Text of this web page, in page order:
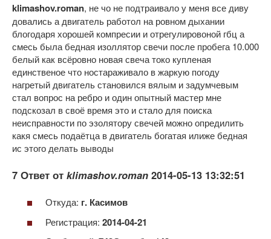
klimashov.roman, не чо не подтраивало у меня все диву
довались а двигатель работол на ровном дыхании
блогодаря хорошей компресии и отрегулировоной гбц а
смесь была бедная изоллятор свечи после пробега 10.000
белый как всёровно новая свеча токо купленая
единственое что ностараживало в жаркую погоду
нагретый двигатель становился вялым и задумчевым
стал вопрос на ребро и один опытный мастер мне
подскозал в своё время это и стало для поиска
неисправности по эзолятору свечей можно опредилить
какя смесь подаётца в двигатель богатая илиже бедная
ис этого делать выводы
7 Ответ от klimashov.roman 2014-05-13 13:32:51
Откуда: г. Касимов
Регистрация: 2014-04-21